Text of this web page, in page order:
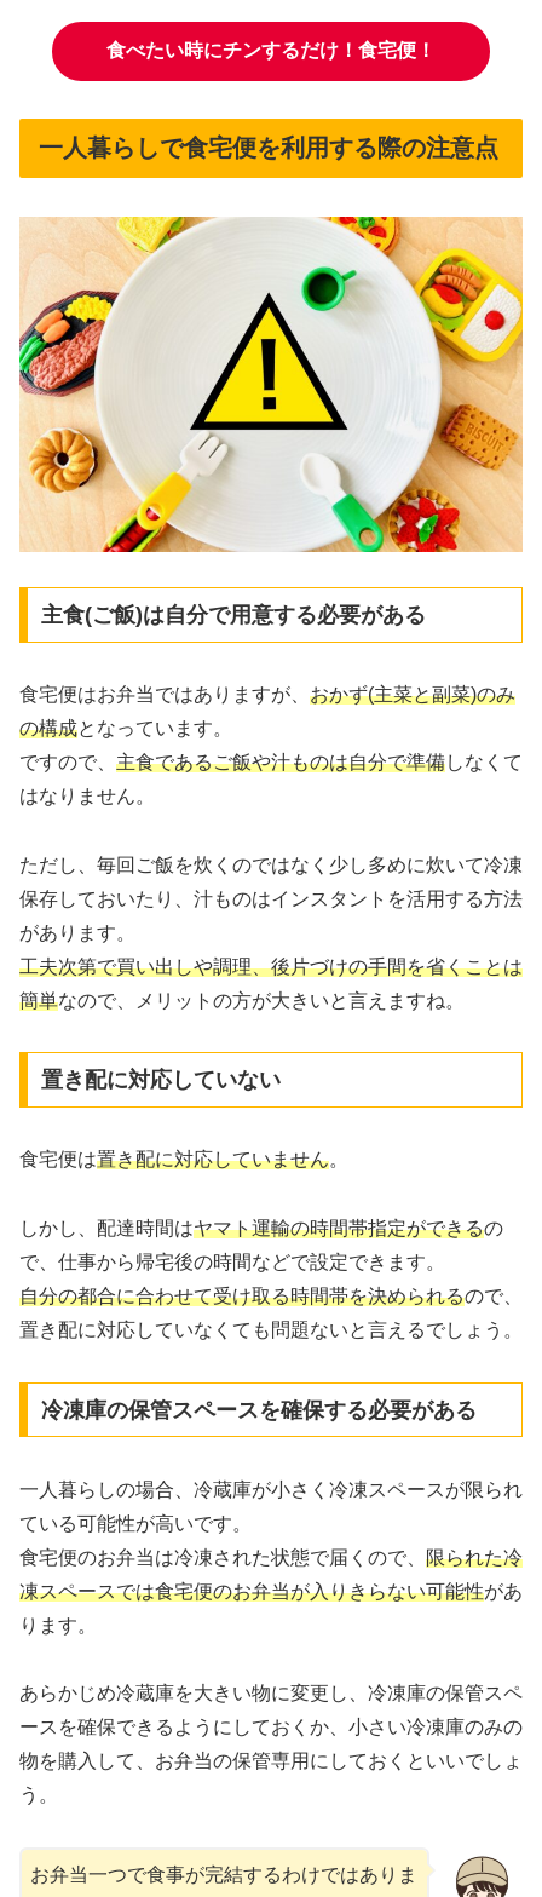
食べたい時にチンするだけ！食宅便！
一人暮らしで食宅便を利用する際の注意点
主食(ご飯)は自分で用意する必要がある
食宅便はお弁当ではありますが、 おかず(主菜と副菜)のみ
の構成となっています。
ですので、 主食であるご飯や汁ものは自分で準備しなくて
はなりません。
ただし、毎回ご飯を炊くのではなく少し多めに炊いて冷凍
保存しておいたり、汁ものはインスタントを活用する方法
があります。
工夫次第で買い出しや調理、後片づけの手間を省くことは
簡単なので、メリットの方が大きいと言えますね。
置き配に対応していない
食宅便は置き配に対応していません。
しかし、配達時間はヤマト運輸の時間帯指定ができるの
で、仕事から帰宅後の時間などで設定できます。
自分の都合に合わせて受け取る時間帯を決められるので、
置き配に対応していなくても問題ないと言えるでしょう。
冷凍庫の保管スペースを確保する必要がある
一人暮らしの場合、冷蔵庫が小さく冷凍スペースが限られ
ている可能性が高いです。
食宅便のお弁当は冷凍された状態で届くので、 限られた冷
凍スペースでは食宅便のお弁当が入りきらない可能性があ
ります。
あらかじめ冷蔵庫を大きい物に変更し、冷凍庫の保管スペ
ースを確保できるようにしておくか、小さい冷凍庫のみの
物を購入して、お弁当の保管専用にしておくといいでしょ
う。
お弁当一つで食事が完結するわけではありま